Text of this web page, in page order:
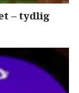
– tydlig